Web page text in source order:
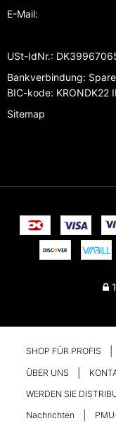
E-Mail:
USt-IdNr.:
Bankverbindung:
BIC-kode:
Sitemap
SHOP FÜR PROFIS
ÜBER UNS
WERDEN SIE
Nachrichten